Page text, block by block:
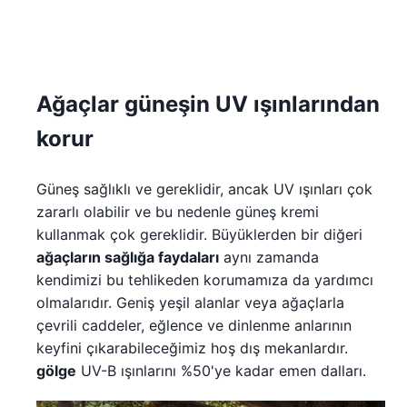
Ağaçlar güneşin UV ışınlarından
korur
Güneş sağlıklı ve gereklidir, ancak UV ışınları çok
zararlı olabilir ve bu nedenle güneş kremi
kullanmak çok gereklidir. Büyüklerden bir diğeri
ağaçların sağlığa faydaları aynı zamanda
kendimizi bu tehlikeden korumamıza da yardımcı
olmalarıdır. Geniş yeşil alanlar veya ağaçlarla
çevrili caddeler, eğlence ve dinlenme anlarının
keyfini çıkarabileceğimiz hoş dış mekanlardır.
gölge UV-B ışınlarını %50'ye kadar emen dalları.